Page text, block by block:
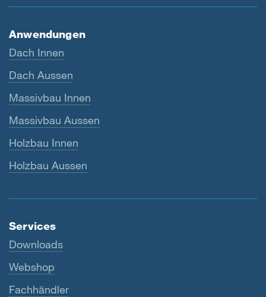
Anwendungen
Dach Innen
Dach Aussen
Massivbau Innen
Massivbau Aussen
Holzbau Innen
Holzbau Aussen
Services
Downloads
Webshop
Fachhändler